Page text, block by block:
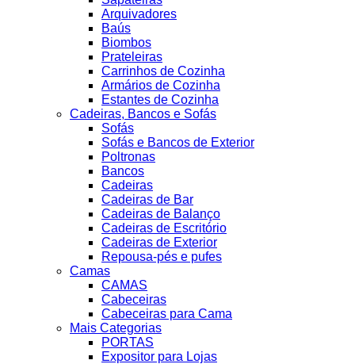
Arquivadores
Baús
Biombos
Prateleiras
Carrinhos de Cozinha
Armários de Cozinha
Estantes de Cozinha
Cadeiras, Bancos e Sofás
Sofás
Sofás e Bancos de Exterior
Poltronas
Bancos
Cadeiras
Cadeiras de Bar
Cadeiras de Balanço
Cadeiras de Escritório
Cadeiras de Exterior
Repousa-pés e pufes
Camas
CAMAS
Cabeceiras
Cabeceiras para Cama
Mais Categorias
PORTAS
Expositor para Lojas